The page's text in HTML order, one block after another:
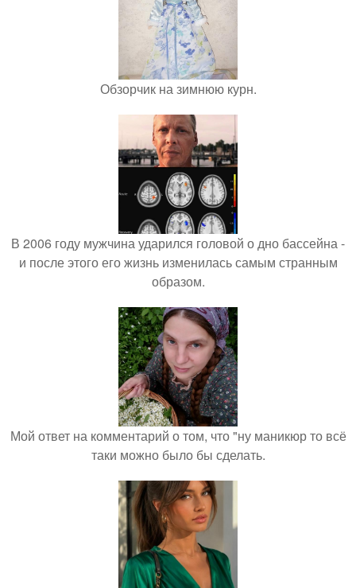
Обзорчик на зимнюю курн.
В 2006 году мужчина ударился головой о дно бассейна -
и после этого его жизнь изменилась самым странным
образом.
Мой ответ на комментарий о том, что "ну маникюр то всё
таки можно было бы сделать.